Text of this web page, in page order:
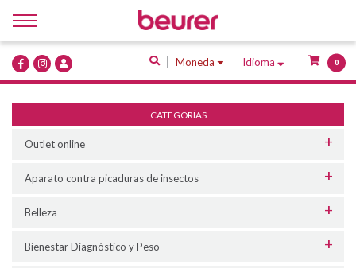
Moneda Idioma 0
Inicio
Quiénes Somos
Servicios
CATEGORÍAS
Outlet online
Aparato contra picaduras de insectos
Belleza
Bienestar Diagnóstico y Peso